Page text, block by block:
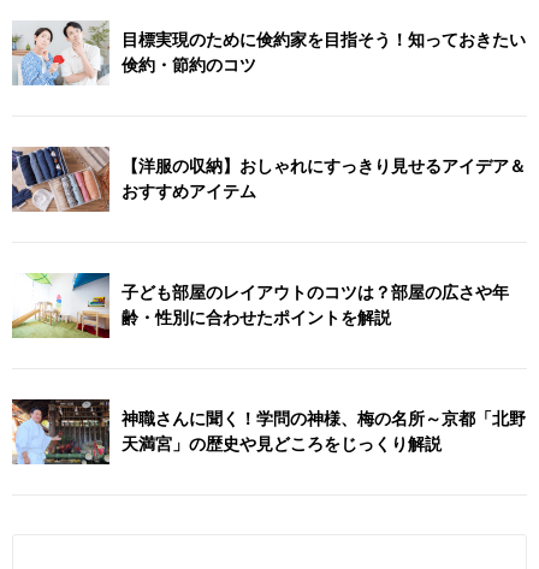
目標実現のために倹約家を目指そう！知っておきたい
倹約・節約のコツ
【洋服の収納】おしゃれにすっきり見せるアイデア＆
おすすめアイテム
子ども部屋のレイアウトのコツは？部屋の広さや年
齢・性別に合わせたポイントを解説
神職さんに聞く！学問の神様、梅の名所～京都「北野
天満宮」の歴史や見どころをじっくり解説